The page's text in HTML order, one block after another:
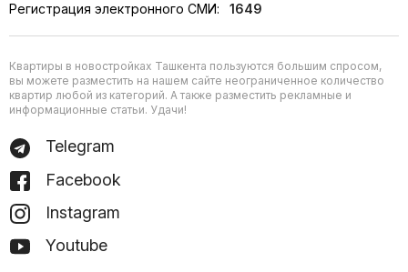
Регистрация электронного СМИ:
1649
Квартиры в новостройках Ташкента пользуются большим спросом,
вы можете разместить на нашем сайте неограниченное количество
квартир любой из категорий. А также разместить рекламные и
информационные статьи. Удачи!
Telegram
Facebook
Instagram
Youtube